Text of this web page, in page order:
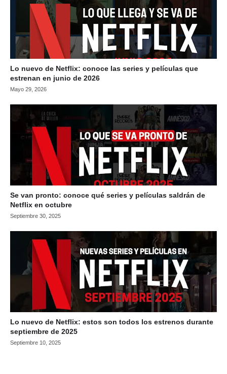
Lo nuevo de Netflix: conoce las series y películas que
estrenan en junio de 2026
Mayo 29, 2026
Se van pronto: conoce qué series y películas saldrán de
Netflix en octubre
Septiembre 30, 2025
Lo nuevo de Netflix: estos son todos los estrenos durante
septiembre de 2025
Septiembre 10, 2025